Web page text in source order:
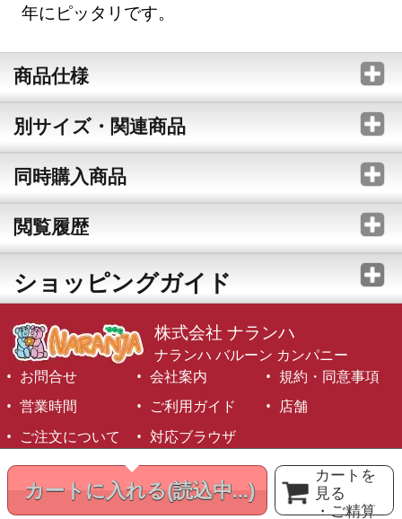
カートに入れる(読込中...)
カートを
見る
・ご精算
年にピッタリです。
商品仕様
別サイズ・関連商品
同時購入商品
閲覧履歴
ショッピングガイド
株式会社 ナランハ
ナランハ バルーン カンパニー
お問合せ
会社案内
規約・同意事項
営業時間
ご利用ガイド
店舗
ご注文について
対応ブラウザ
©1999-2026 NARANJA Inc. All Rights Reserved.